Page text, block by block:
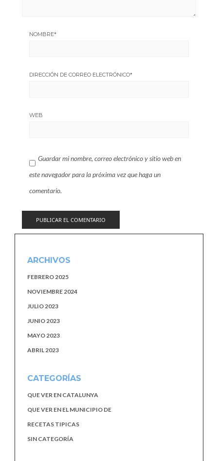
NOMBRE*
DIRECCIÓN DE CORREO ELECTRÓNICO*
WEB
Guardar mi nombre, correo electrónico y sitio web en
este navegador para la próxima vez que haga un
comentario.
ARCHIVOS
FEBRERO 2025
NOVIEMBRE 2024
JULIO 2023
JUNIO 2023
MAYO 2023
ABRIL 2023
CATEGORÍAS
QUE VER EN CATALUNYA
QUE VER EN EL MUNICIPIO DE
RECETAS TIPICAS
SIN CATEGORÍA